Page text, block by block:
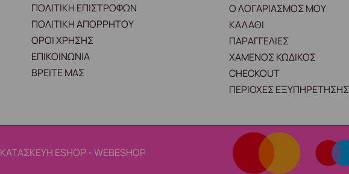
ΠΟΛΙΤΙΚΗ ΕΠΙΣΤΡΟΦΩΝ
ΠΟΛΙΤΙΚΗ ΑΠΟΡΡΗΤΟΥ
ΟΡΟΙ ΧΡΗΣΗΣ
ΕΠΙΚΟΙΝΩΝΙΑ
ΒΡΕΙΤΕ ΜΑΣ
Ο ΛΟΓΑΡΙΑΣΜΟΣ ΜΟΥ
ΚΑΛΑΘΙ
ΠΑΡΑΓΓΕΛΙΕΣ
ΧΑΜΕΝΟΣ ΚΩΔΙΚΟΣ
CHECKOUT
ΠΕΡΙΟΧΕΣ ΕΞΥΠΗΡΕΤΗΣΗΣ
ΚΑΤΑΣΚΕΥΗ ESHOP - WEBESHOP